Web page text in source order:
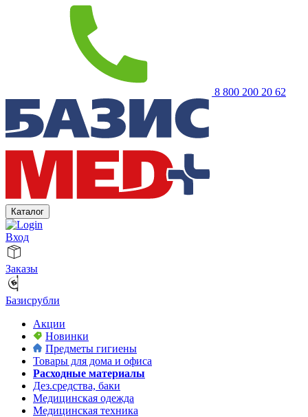
8 800 200 20 62
Каталог
Вход
Заказы
Базисрубли
Акции
Новинки
Предметы гигиены
Товары для дома и офиса
Расходные материалы
Дез.средства, баки
Медицинская одежда
Медицинская техника